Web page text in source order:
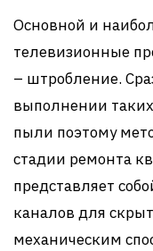
Основной и
телевизионные
– штробление.
выполнении таких
пыли поэтому
стадии ремонта
представляет
каналов для
механическим